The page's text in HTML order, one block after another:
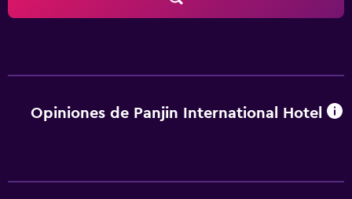
Opiniones de Panjin International Hotel